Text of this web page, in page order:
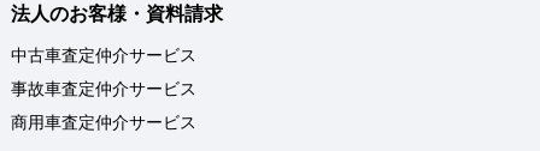
法人のお客様・資料請求
中古車査定仲介サービス
事故車査定仲介サービス
商用車査定仲介サービス